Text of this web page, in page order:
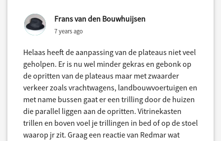
Frans van den Bouwhuijsen
7 years ago
Helaas heeft de aanpassing van de plateaus niet veel
geholpen. Er is nu wel minder gekras en gebonk op
de opritten van de plateaus maar met zwaarder
verkeer zoals vrachtwagens, landbouwvoertuigen en
met name bussen gaat er een trilling door de huizen
die parallel liggen aan de opritten. Vitrinekasten
trillen en boven voel je trillingen in bed of op de stoel
waarop jr zit. Graag een reactie van Redmar wat